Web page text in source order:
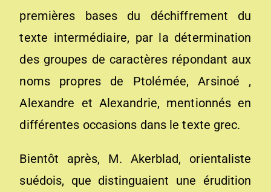
premières bases du déchiffrement du
texte intermédiaire, par la détermination
des groupes de caractères répondant aux
noms propres de Ptolémée, Arsinoé ,
Alexandre et Alexandrie, mentionnés en
différentes occasions dans le texte grec.
Bientôt après, M. Akerblad, orientaliste
suédois, que distinguaient une érudition